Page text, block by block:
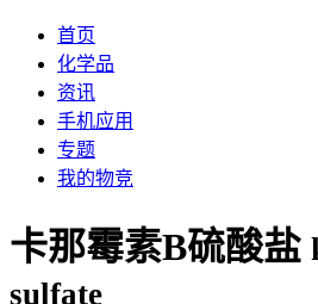
首页
化学品
资讯
手机应用
专题
我的物竞
卡那霉素B硫酸盐
sulfate